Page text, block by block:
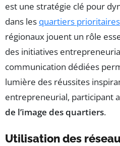
est une stratégie clé pour
dans les quartiers prioritaires
régionaux jouent un rôle
des initiatives
communication dédiées
lumière des réussites
entrepreneurial, participant
de l’image des quartiers.
Utilisation des